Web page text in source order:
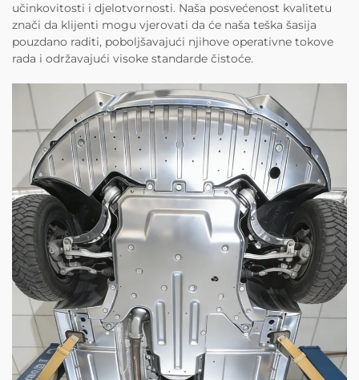
učinkovitosti i djelotvornosti. Naša posvećenost kvalitetu
znači da klijenti mogu vjerovati da će naša teška šasija
pouzdano raditi, poboljšavajući njihove operativne tokove
rada i održavajući visoke standarde čistoće.